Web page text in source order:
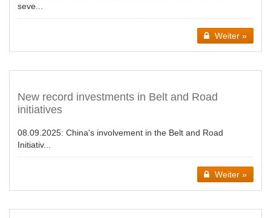
seve...
Weiter »
New record investments in Belt and Road
initiatives
08.09.2025: China's involvement in the Belt and Road
Initiativ...
Weiter »